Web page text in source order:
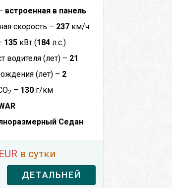
встроенная в панель
скорость – 237 км/ч
135 кВт (184 л.с.)
водителя (лет) – 21
(лет) – 2
2 – 130 г/км
Седан
EUR в сутки
ДЕТАЛЬНЕЙ